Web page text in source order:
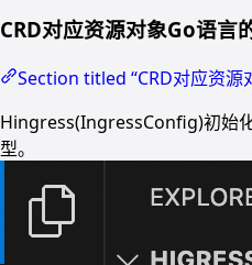
CRD对应资源对象Go语言
Section titled “CRD对应资源
Hingress(IngressConfig)初始
型。